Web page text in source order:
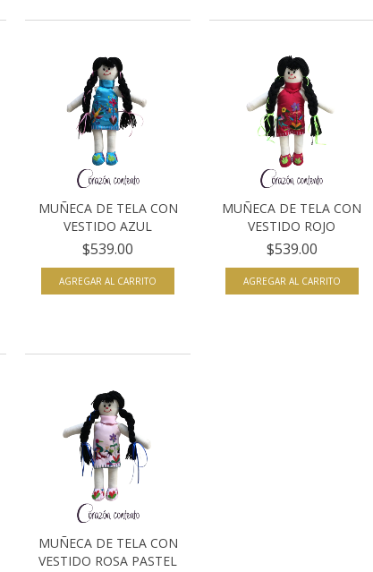
MUÑECA DE TELA CON
VESTIDO AZUL
$539.00
MUÑECA DE TELA CON
VESTIDO ROJO
$539.00
MUÑECA DE TELA CON
VESTIDO ROSA PASTEL